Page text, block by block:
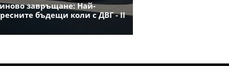
завръщане: Най-
бъдещи коли с ДВГ - II